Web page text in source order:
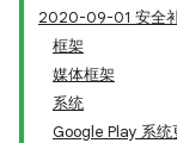
2020-09-01 安全
框架
媒体框架
系统
Google Play 系统